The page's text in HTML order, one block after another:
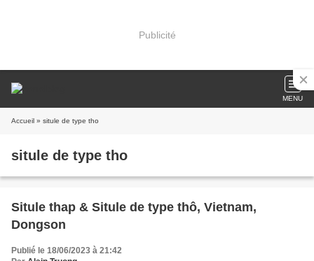
Publicité
MENU
Accueil » situle de type tho
situle de type tho
Situle thap & Situle de type thô, Vietnam,
Dongson
Publié le 18/06/2023 à 21:42